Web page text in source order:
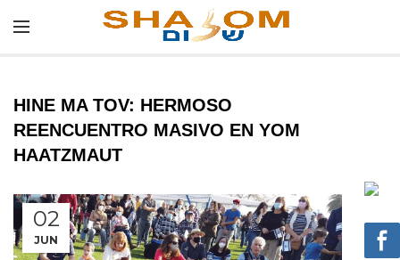
HINE MA TOV: HERMOSO
REENCUENTRO MASIVO EN YOM
HAATZMAUT
02
JUN